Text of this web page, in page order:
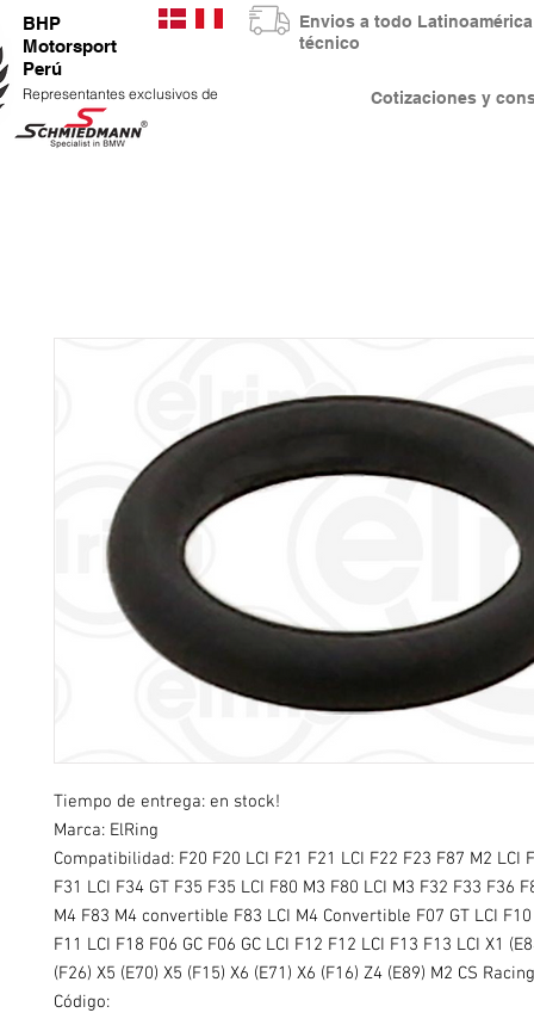
BHP
Motorsport
Perú
Representantes exclusivos de Cotizaciones y
Envios a todo
técnico
Tiempo de entrega: en stock!
Marca: ElRing
Compatibilidad: F20 F20 LCI F21 F21 LCI F22 F23 F87 M2 LCI
F31 LCI F34 GT F35 F35 LCI F80 M3 F80 LCI M3 F32 F33 F36
M4 F83 M4 convertible F83 LCI M4 Convertible F07 GT LCI
F11 LCI F18 F06 GC F06 GC LCI F12 F12 LCI F13 F13 LCI X1
(F26) X5 (E70) X5 (F15) X6 (E71) X6 (F16) Z4 (E89) M2 CS Racing
Código: